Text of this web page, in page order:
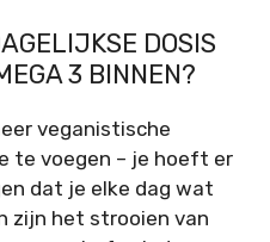
DOSIS
3 BINNEN?
veganistische
te voegen – je hoeft er
dat je elke dag wat
zijn het strooien van